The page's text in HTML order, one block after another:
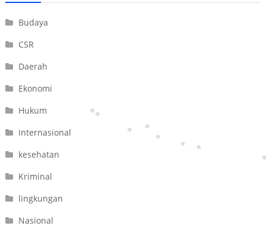
Budaya
CSR
Daerah
Ekonomi
Hukum
Internasional
kesehatan
Kriminal
lingkungan
Nasional